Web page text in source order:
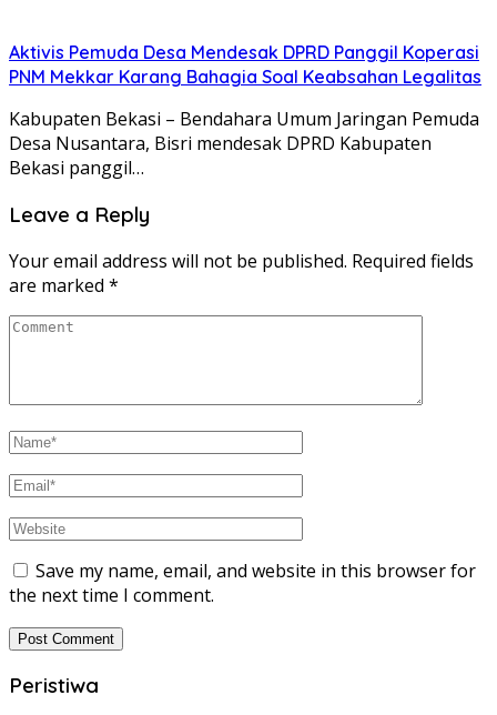
Aktivis Pemuda Desa Mendesak DPRD Panggil Koperasi
PNM Mekkar Karang Bahagia Soal Keabsahan Legalitas
Kabupaten Bekasi – Bendahara Umum Jaringan Pemuda
Desa Nusantara, Bisri mendesak DPRD Kabupaten
Bekasi panggil…
Leave a Reply
Your email address will not be published. Required fields
are marked *
Save my name, email, and website in this browser for
the next time I comment.
Peristiwa